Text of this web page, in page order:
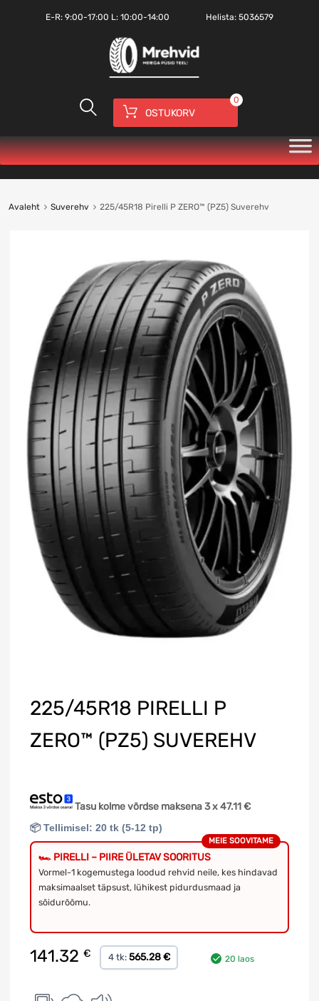
E-R: 9:00-17:00 L: 10:00-14:00 Helista:5036579
OSTUKORV
0
Avaleht Suverehv 225/45R18 Pirelli P ZERO™ (PZ5) Suverehv
225/45R18 PIRELLI P
ZERO™ (PZ5) SUVEREHV
Tasu kolme võrdse maksena 3 x47.11€
📦 Tellimisel: 20 tk (5-12 tp)
MEIE SOOVITAME
🏎️ PIRELLI – PIIRE ÜLETAV SOORITUS
Vormel-1 kogemustega loodud rehvid neile, kes hindavad
maksimaalset täpsust, lühikest pidurdusmaad ja
sõidurõõmu.
141.32 € 4 tk: 565.28 € 20 laos